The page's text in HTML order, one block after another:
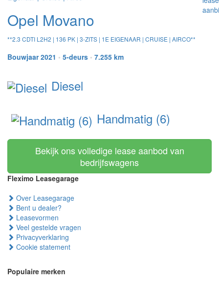
Opel Movano
**2.3 CDTI L2H2 | 136 PK | 3-ZITS | 1E EIGENAAR | CRUISE | AIRCO**
Bouwjaar 2021 • 5-deurs • 7.255 km
Diesel
Handmatig (6)
Bekijk ons volledige lease aanbod van
bedrijfswagens
Fleximo Leasegarage
Over Leasegarage
Bent u dealer?
Leasevormen
Veel gestelde vragen
Privacyverklaring
Cookie statement
Populaire merken